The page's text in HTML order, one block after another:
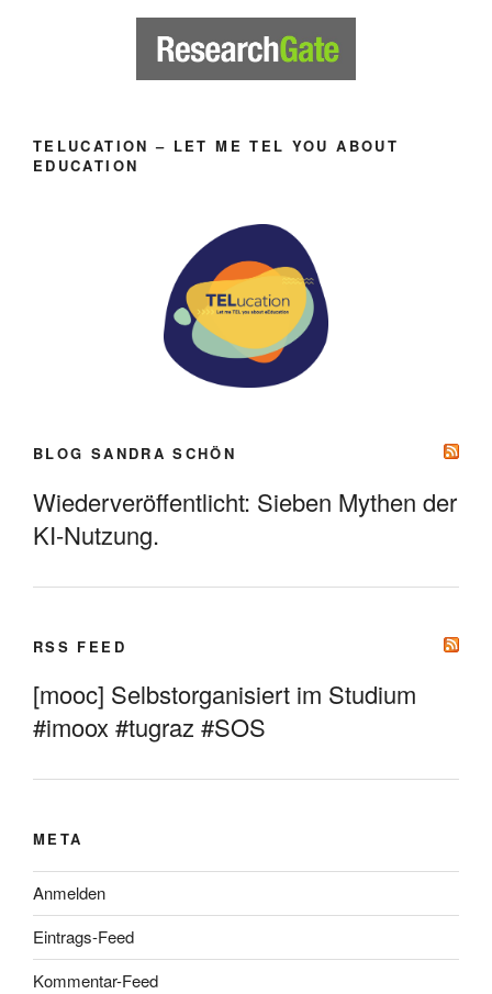
TELUCATION – LET ME TEL YOU ABOUT
EDUCATION
BLOG SANDRA SCHÖN
Wiederveröffentlicht: Sieben Mythen der
KI-Nutzung.
RSS FEED
[mooc] Selbstorganisiert im Studium
#imoox #tugraz #SOS
META
Anmelden
Eintrags-Feed
Kommentar-Feed